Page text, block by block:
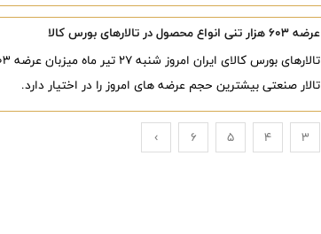
عرضه ۶۰۳ هزار تنی انواع محصول در تالارهای بورس کالا
تالار صنعتی بیشترین حجم عرضه های امروز را در اختیار دارد.
3
4
5
6
›